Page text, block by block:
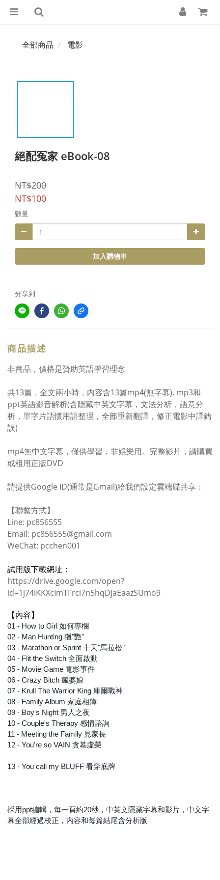
全部商品 電影
絕配冤家 eBook-08
NT$200
NT$100
數量
加入購物車
分享到
商品描述
非商品，價格是贊助英語學習理念
共13篇，全文兩小時，內容含13篇mp4(無字幕), mp3和
ppt英語影音解析(含隱藏中英文字幕，文法分析，語意分
析，單字片語慣用語整理，全部重新翻譯，修正電影中譯錯
誤)
mp4無中文字幕，僅供學習，非娛樂用。 完整影片，請購買
或租用正版DVD
請提供Google ID(通常是Gmail)給我們設定雲端碟共享：
【聯繫方式】
Line: pc856555
Email: pc856555@gmail.com
WeChat: pcchen001
試用版下載網址：
https://drive.google.com/open?
id=1j74iKKXcImTFrci7n5hqDjaEaazSUmo9
【內容】
01 - How to Girl 如何專欄
02 - Man Hunting 獵"艷"
03 - Marathon or Sprint 十天"馬拉松"
04 - Flit the Switch 全面啟動
05 - Movie Game 電影事件
06 - Crazy Bitch 瘋婆娘
07 - Krull The Warrior King 庫爾戰神
08 - Family Album 家庭相簿
09 - Boy's Night 男人之夜
10 - Couple's Therapy 感情諮詢
11 - Meeting the Family 見家長
12 - You're so VAIN 貪慕虛榮
13 - You call my BLUFF 看穿底牌
採用ppt編輯，每一頁約20秒，中英文隱藏字幕和影片，中文字
幕全部經過校正，內容和每篇結尾含分析版